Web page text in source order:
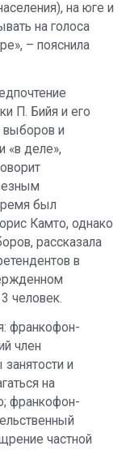
на юге и
на голоса
– пояснила
П. Бийя и его
выборов и
«в деле»,
был
Камто, однако
рассказала
в
человек.
франкофон-
член
и
на
франкофон-
частной